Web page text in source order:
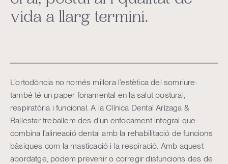
vida a llarg termini.
L’ortodòncia no només millora l’estètica del somriure:
també té un paper fonamental en la salut postural,
respiratòria i funcional. A la Clínica Dental Arízaga &
Ballestar treballem des d’un enfocament integral que
combina l’alineació dental amb la rehabilitació de funcions
bàsiques com la masticació i la respiració. Amb aquest
abordatge, podem prevenir o corregir disfuncions des de